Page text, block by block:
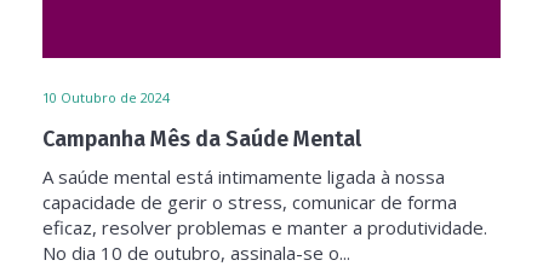
10 Outubro de 2024
Campanha Mês da Saúde Mental
A saúde mental está intimamente ligada à nossa
capacidade de gerir o stress, comunicar de forma
eficaz, resolver problemas e manter a produtividade.
No dia 10 de outubro, assinala-se o...